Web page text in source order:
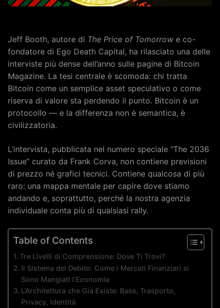
Jeff Booth, autore di The Price of Tomorrow e co-
fondatore di Ego Death Capital, ha rilasciato una delle
interviste più dense dell’anno sulle pagine di Bitcoin
Magazine. La tesi centrale è scomoda: chi tratta
Bitcoin come un semplice asset speculativo o come
riserva di valore sta perdendo il punto. Bitcoin è un
protocollo — e la differenza non è semantica, è
civilizzatoria.
L’intervista, pubblicata nel numero speciale “The 2036
Issue” curato da Frank Corva, non contiene previsioni
di prezzo né grafici tecnici. Contiene qualcosa di più
raro: una mappa mentale per capire dove stiamo
andando e, soprattutto, perché la nostra agenzia
individuale conta più di qualsiasi rally.
Table of Contents
Tre Livelli di Comprensione: Dove Ti Trovi?
Il Sistema del Debito: Come i Mercati Finanziari si
Sono Mangiati l’Economia
L’Architettura che Già Esiste: Base, Trasporto,
Privacy, Identità